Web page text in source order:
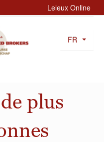
Leleux Online
FR
plus